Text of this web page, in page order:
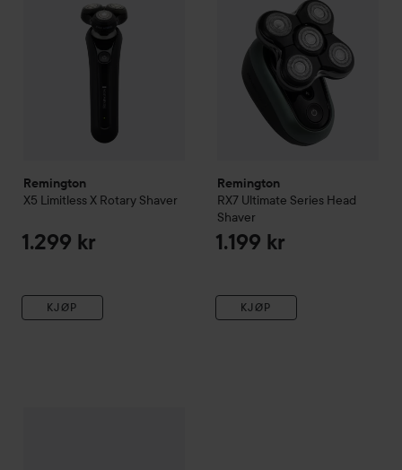
Remington
X5 Limitless X Rotary Shaver
1.299 kr
KJØP
Remington
RX7 Ultimate Series Head
Shaver
1.199 kr
KJØP